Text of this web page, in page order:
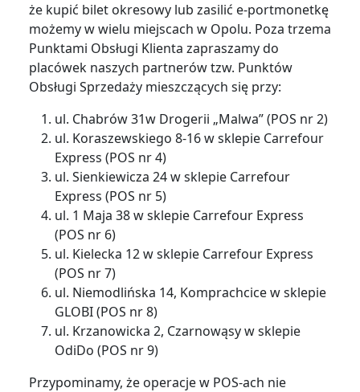
że kupić bilet okresowy lub zasilić e-portmonetkę
możemy w wielu miejscach w Opolu. Poza trzema
Punktami Obsługi Klienta zapraszamy do
placówek naszych partnerów tzw. Punktów
Obsługi Sprzedaży mieszczących się przy:
ul. Chabrów 31w Drogerii „Malwa” (POS nr 2)
ul. Koraszewskiego 8-16 w sklepie Carrefour
Express (POS nr 4)
ul. Sienkiewicza 24 w sklepie Carrefour
Express (POS nr 5)
ul. 1 Maja 38 w sklepie Carrefour Express
(POS nr 6)
ul. Kielecka 12 w sklepie Carrefour Express
(POS nr 7)
ul. Niemodlińska 14, Komprachcice w sklepie
GLOBI (POS nr 8)
ul. Krzanowicka 2, Czarnowąsy w sklepie
OdiDo (POS nr 9)
Przypominamy, że operacje w POS-ach nie